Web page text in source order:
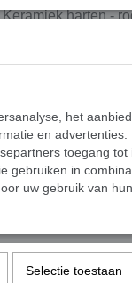
Keramiek harten -
✓Op voorraad
het
en advertenties.
toegang tot
gebruiken in
uw gebruik van
Selectie toestaan